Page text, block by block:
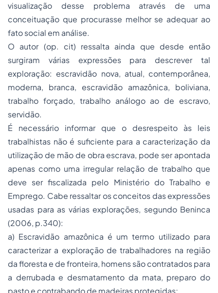
visualização desse problema através de uma
conceituação que procurasse melhor se adequar ao
fato social em análise.
O autor (op. cit) ressalta ainda que desde então
surgiram várias expressões para descrever tal
exploração: escravidão nova, atual, contemporânea,
moderna, branca, escravidão amazônica, boliviana,
trabalho forçado, trabalho análogo ao de escravo,
servidão.
É necessário informar que o desrespeito às leis
trabalhistas não é suficiente para a caracterização da
utilização de mão de obra escrava, pode ser apontada
apenas como uma irregular relação de trabalho que
deve ser fiscalizada pelo Ministério do Trabalho e
Emprego. Cabe ressaltar os conceitos das expressões
usadas para as várias explorações, segundo Beninca
(2006, p.340):
a) Escravidão amazônica é um termo utilizado para
caracterizar a exploração de trabalhadores na região
da floresta e de fronteira, homens são contratados para
a derrubada e desmatamento da mata, preparo do